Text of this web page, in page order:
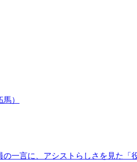
）
一言に、アシストらしさを見た「